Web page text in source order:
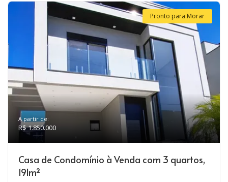
Pronto para Morar
A partir de:
R$ 1.850.000
Casa de Condomínio à Venda com 3 quartos,
191m²